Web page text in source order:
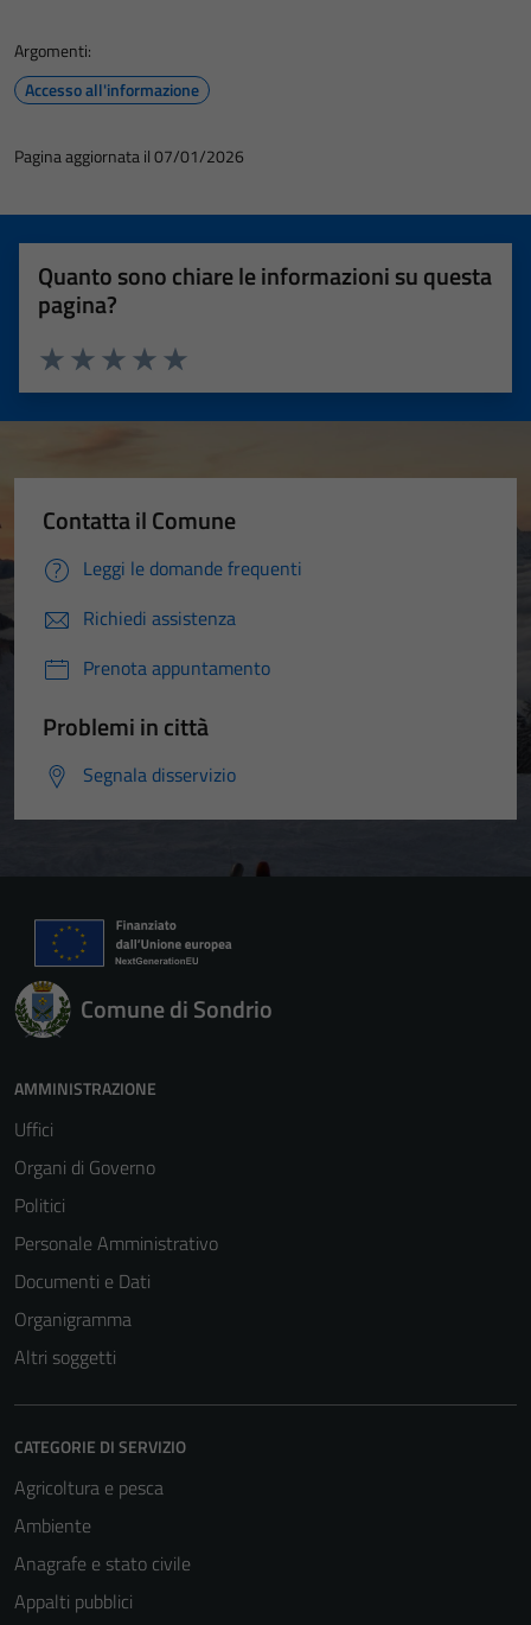
Argomenti:
Accesso all'informazione
Pagina aggiornata il 07/01/2026
Quanto sono chiare le informazioni su questa
pagina?
Valuta 5 stelle su 5
Valuta 4 stelle su 5
Valuta 3 stelle su 5
Valuta 2 stelle su 5
Valuta 1 stelle su 5
Contatta il Comune
Leggi le domande frequenti
Richiedi assistenza
Prenota appuntamento
Problemi in città
Segnala disservizio
Comune di Sondrio
AMMINISTRAZIONE
Uffici
Organi di Governo
Politici
Personale Amministrativo
Documenti e Dati
Organigramma
Altri soggetti
CATEGORIE DI SERVIZIO
Agricoltura e pesca
Ambiente
Anagrafe e stato civile
Appalti pubblici
Questi cookie
sono necessari
per il
essere
disabilitati.
non raccolgono